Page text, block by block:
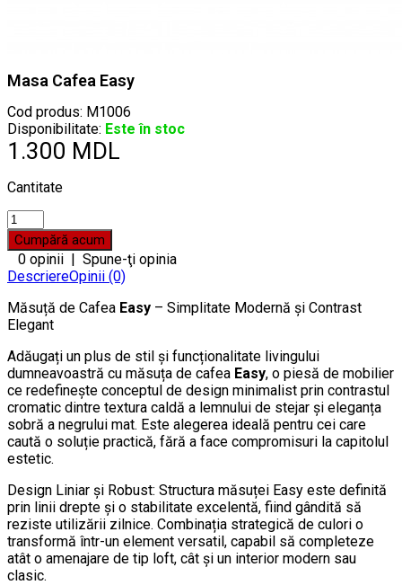
Masa Cafea Easy
Cod produs: M1006
Disponibilitate: Este în stoc
1.300 MDL
Cantitate
0 opinii | Spune-ţi opinia
DescriereOpinii (0)
Măsuță de Cafea Easy – Simplitate Modernă și Contrast
Elegant
Adăugați un plus de stil și funcționalitate livingului
dumneavoastră cu măsuța de cafea Easy, o piesă de mobilier
ce redefinește conceptul de design minimalist prin contrastul
cromatic dintre textura caldă a lemnului de stejar și eleganța
sobră a negrului mat. Este alegerea ideală pentru cei care
caută o soluție practică, fără a face compromisuri la capitolul
estetic.
Design Liniar și Robust: Structura măsuței Easy este definită
prin linii drepte și o stabilitate excelentă, fiind gândită să
reziste utilizării zilnice. Combinația strategică de culori o
transformă într-un element versatil, capabil să completeze
atât o amenajare de tip loft, cât și un interior modern sau
clasic.